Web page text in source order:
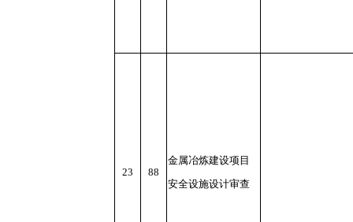
23 88
金属冶炼建设项目
安全设施设计审查